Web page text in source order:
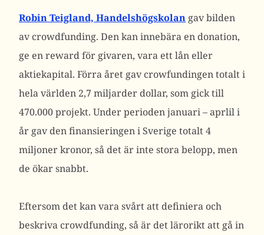
Robin Teigland, Handelshögskolan gav bilden
av crowdfunding. Den kan innebära en donation,
ge en reward för givaren, vara ett lån eller
aktiekapital. Förra året gav crowfundingen totalt i
hela världen 2,7 miljarder dollar, som gick till
470.000 projekt. Under perioden januari – aprlil i
år gav den finansieringen i Sverige totalt 4
miljoner kronor, så det är inte stora belopp, men
de ökar snabbt.
Eftersom det kan vara svårt att definiera och
beskriva crowdfunding, så är det lärorikt att gå in